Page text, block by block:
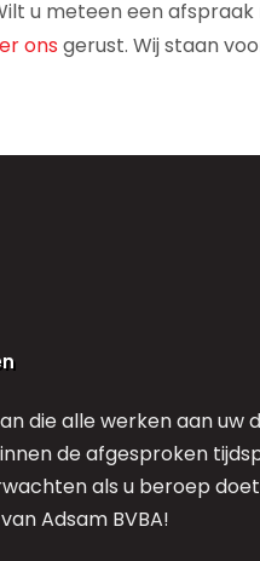
u meteen een afspraak
onsgerust. Wij staan
die alle werken aan uw
de afgesproken
als u beroep
Adsam BVBA!